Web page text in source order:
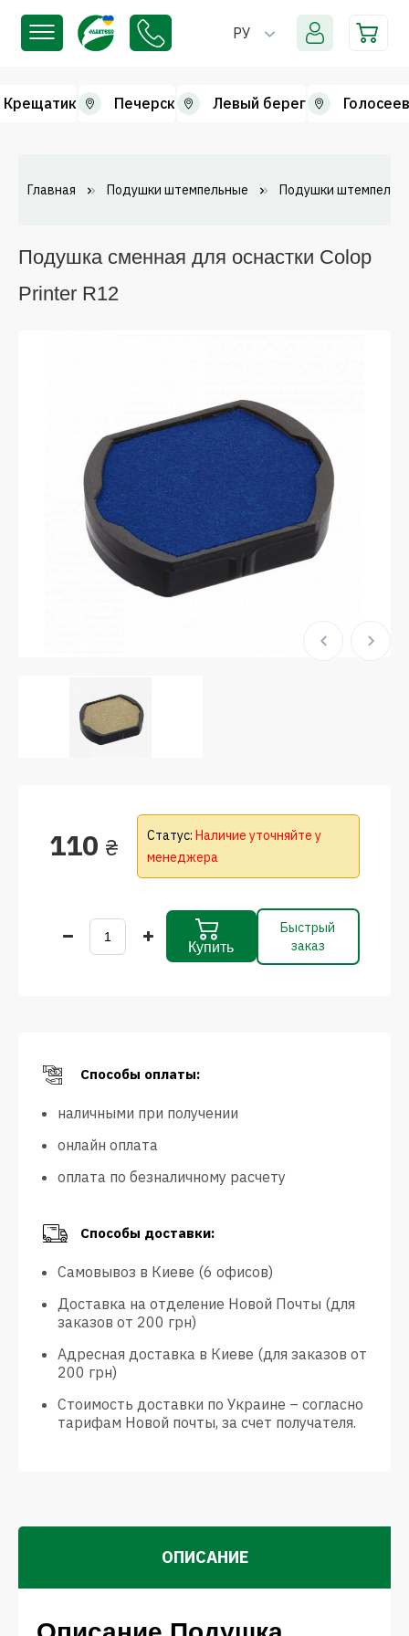
РУ
Крещатик Печерск Левый берег
Главная Подушки штемпельные Подушки
Подушка сменная для оснастки Colop
Printer R12
110 ₴ Статус: Наличие уточняйте у
менеджера
Купить
Быстрый
заказ
Способы оплаты:
наличными при получении
онлайн оплата
оплата по безналичному расчету
Способы доставки:
Самовывоз в Киеве (6 офисов)
Доставка на отделение Новой Почты (для
заказов от 200 грн)
Адресная доставка в Киеве (для заказов от
200 грн)
Стоимость доставки по Украине – согласно
тарифам Новой почты, за счет получателя.
ОПИСАНИЕ